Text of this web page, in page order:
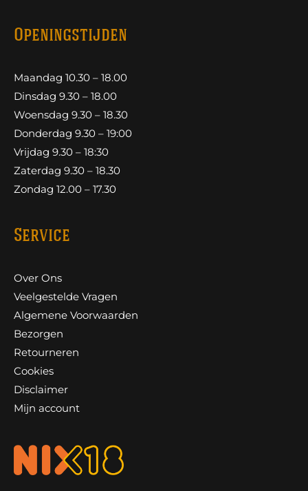
Openingstijden
Maandag 10.30 – 18.00
Dinsdag 9.30 – 18.00
Woensdag 9.30 – 18.30
Donderdag 9.30 – 19:00
Vrijdag 9.30 – 18:30
Zaterdag 9.30 – 18.30
Zondag 12.00 – 17.30
Service
Over Ons
Veelgestelde Vragen
Algemene Voorwaarden
Bezorgen
Retourneren
Cookies
Disclaimer
Mijn account